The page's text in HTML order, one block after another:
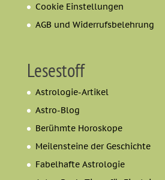
Cookie Einstellungen
AGB und Widerrufsbelehrung
Lesestoff
Astrologie-Artikel
Astro-Blog
Berühmte Horoskope
Meilensteine der Geschichte
Fabelhafte Astrologie